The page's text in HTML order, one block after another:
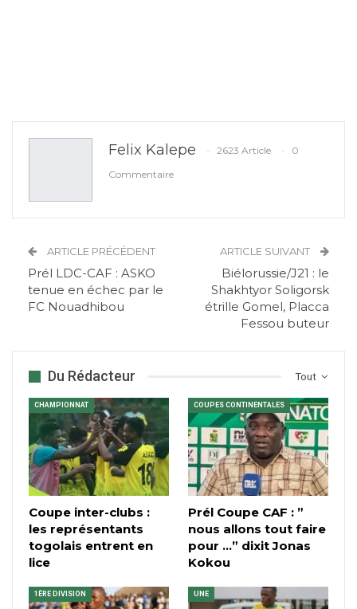
Felix Kalepe 2623 Article
0
Commentaire
ARTICLE PRÉCÉDENT
Prél LDC-CAF : ASKO
tenue en échec par le
FC Nouadhibou
ARTICLE SUIVANT
Biélorussie/J21 : le
Shakhtyor Soligorsk
étrille Gomel, Placca
Fessou buteur
Tout
Du Rédacteur
CHAMPIONNAT
Coupe inter-clubs :
les représentants
togolais entrent en
lice
COUPES CONTINENTALES
Prél Coupe CAF : ”
nous allons tout faire
pour …” dixit Jonas
Kokou
1ÈRE DIVISION UNE